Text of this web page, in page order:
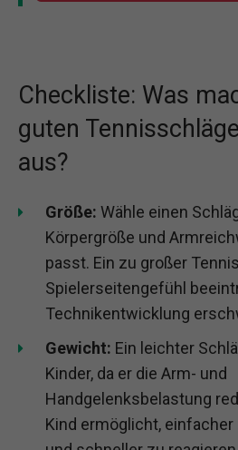
Checkliste: Was
guten
aus?
Größe: Wähle einen
Körpergröße und
passt. Ein zu großer
Spielerseitengefühl
Technikentwicklung
Gewicht: Ein leichter
Kinder, da er die Arm- und
Handgelenksbelastung
Kind ermöglicht,